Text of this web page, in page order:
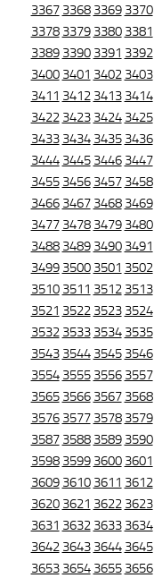
3367 3368 3369 3370
3378 3379 3380 3381
3389 3390 3391 3392
3400 3401 3402 3403
3411 3412 3413 3414
3422 3423 3424 3425
3433 3434 3435 3436
3444 3445 3446 3447
3455 3456 3457 3458
3466 3467 3468 3469
3477 3478 3479 3480
3488 3489 3490 3491
3499 3500 3501 3502
3510 3511 3512 3513
3521 3522 3523 3524
3532 3533 3534 3535
3543 3544 3545 3546
3554 3555 3556 3557
3565 3566 3567 3568
3576 3577 3578 3579
3587 3588 3589 3590
3598 3599 3600 3601
3609 3610 3611 3612
3620 3621 3622 3623
3631 3632 3633 3634
3642 3643 3644 3645
3653 3654 3655 3656